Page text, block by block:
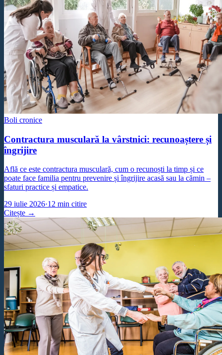
Boli cronice
Contractura musculară la vârstnici: recunoaștere și
îngrijire
Află ce este contractura musculară, cum o recunoști la timp și ce
poate face familia pentru prevenire și îngrijire acasă sau la cămin –
sfaturi practice și empatice.
29 iulie 2026·12 min citire
Citește →